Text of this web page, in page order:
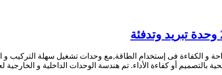
و الكفاءة فى إستخدام الطاقة,مع وحدات تشغيل سهلة التركيب و
بالتصميم أو كفاءة الأداء. تم هندسة الوحدات الداخلية و